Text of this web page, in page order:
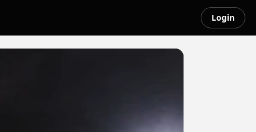
Login